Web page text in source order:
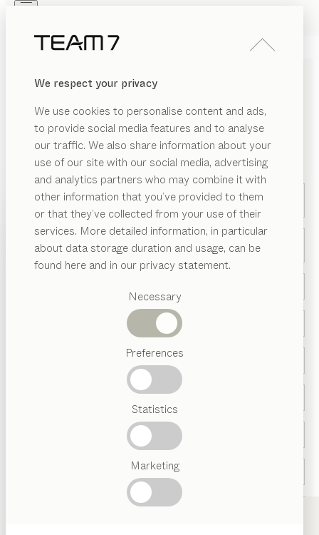
We respect your privacy
We use cookies to personalise content and ads,
to provide social media features and to analyse
our traffic. We also share information about your
use of our site with our social media, advertising
and analytics partners who may combine it with
other information that you’ve provided to them
or that they’ve collected from your use of their
services. More detailed information, in particular
about data storage duration and usage, can be
found here and in our privacy statement.
Necessary
Preferences
Statistics
Marketing
PRODOTTI
ISPIRAZIONI
RIVENDITORI
Categorie
suggerite
Artigianalità
PRODOTTI
ISPIRAZIONI
CHI SIAMO
RIVENDITORI
CONTATTACI
*Campo obbligatorio
Oggetto della richiesta *
Selezionare *